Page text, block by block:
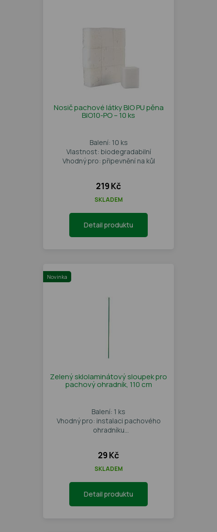
Nosič pachové látky BIO PU pěna
BIO10-PO – 10 ks
Balení: 10 ks
Vlastnost: biodegradabilní
Vhodný pro: připevnění na kůl
219 Kč
SKLADEM
Detail produktu
Novinka
Zelený sklolaminátový sloupek pro
pachový ohradník, 110 cm
Balení: 1 ks
Vhodný pro: instalaci pachového
ohradníku
29 Kč
SKLADEM
Detail produktu